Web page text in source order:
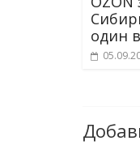
один